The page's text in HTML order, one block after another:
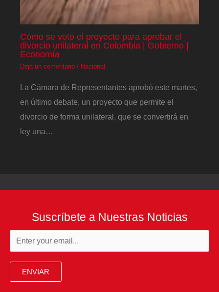
Cómo se votó el proyecto para aprobar el
divorcio unilateral en Colombia | Gobierno |
Economía
Deja un comentario / Nacional
La Cámara de Representantes aprobó este martes,
en último debate, un proyecto que permite el
divorcio de forma unilateral, que se convertirá en
ley una…
Suscríbete a Nuestras Noticias
ENVIAR